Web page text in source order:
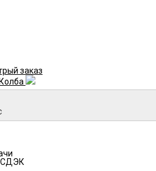
заказ
СДЭК